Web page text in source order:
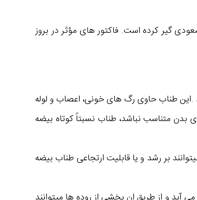
گیر کرده است. فاکتور های مؤثر در بروز
طناب حاوی رگ های خونی، اعصاب و لوله
متناسب نباشد، طناب نسبتاً کوتاه بیضه
بر رشد و یا قابلیت ارتجاعی طناب بیضه
و از طریق ان بخشی از روده ها میتوانند